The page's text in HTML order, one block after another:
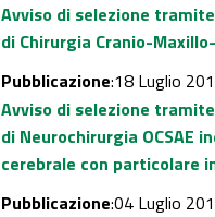
Avviso di selezione
di Chirurgia Cranio-
Pubblicazione:18 Luglio
Avviso di selezione
di Neurochirurgia OCSAE
cerebrale con particolare
Pubblicazione:04 Luglio